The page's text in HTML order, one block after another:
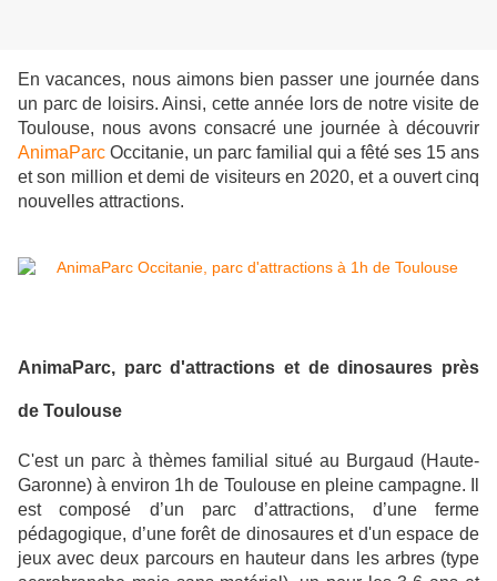
En vacances, nous aimons bien passer une journée dans
un parc de loisirs. Ainsi, cette année lors de notre visite de
Toulouse, nous avons consacré une journée à découvrir
AnimaParc Occitanie, un parc familial qui a fêté ses 15 ans
et son million et demi de visiteurs en 2020, et a ouvertcinq
nouvelles attractions.
AnimaParc, parc d'attractions et de dinosaures près
de Toulouse
C'est un parc à thèmes familial situé au Burgaud (Haute-
Garonne)à environ 1h de Toulouse en pleine campagne. Il
est composé d’un parc d’attractions, d’une ferme
pédagogique, d’une forêt de dinosaures et d'un espace de
jeux avec deux parcours en hauteur dans les arbres (type